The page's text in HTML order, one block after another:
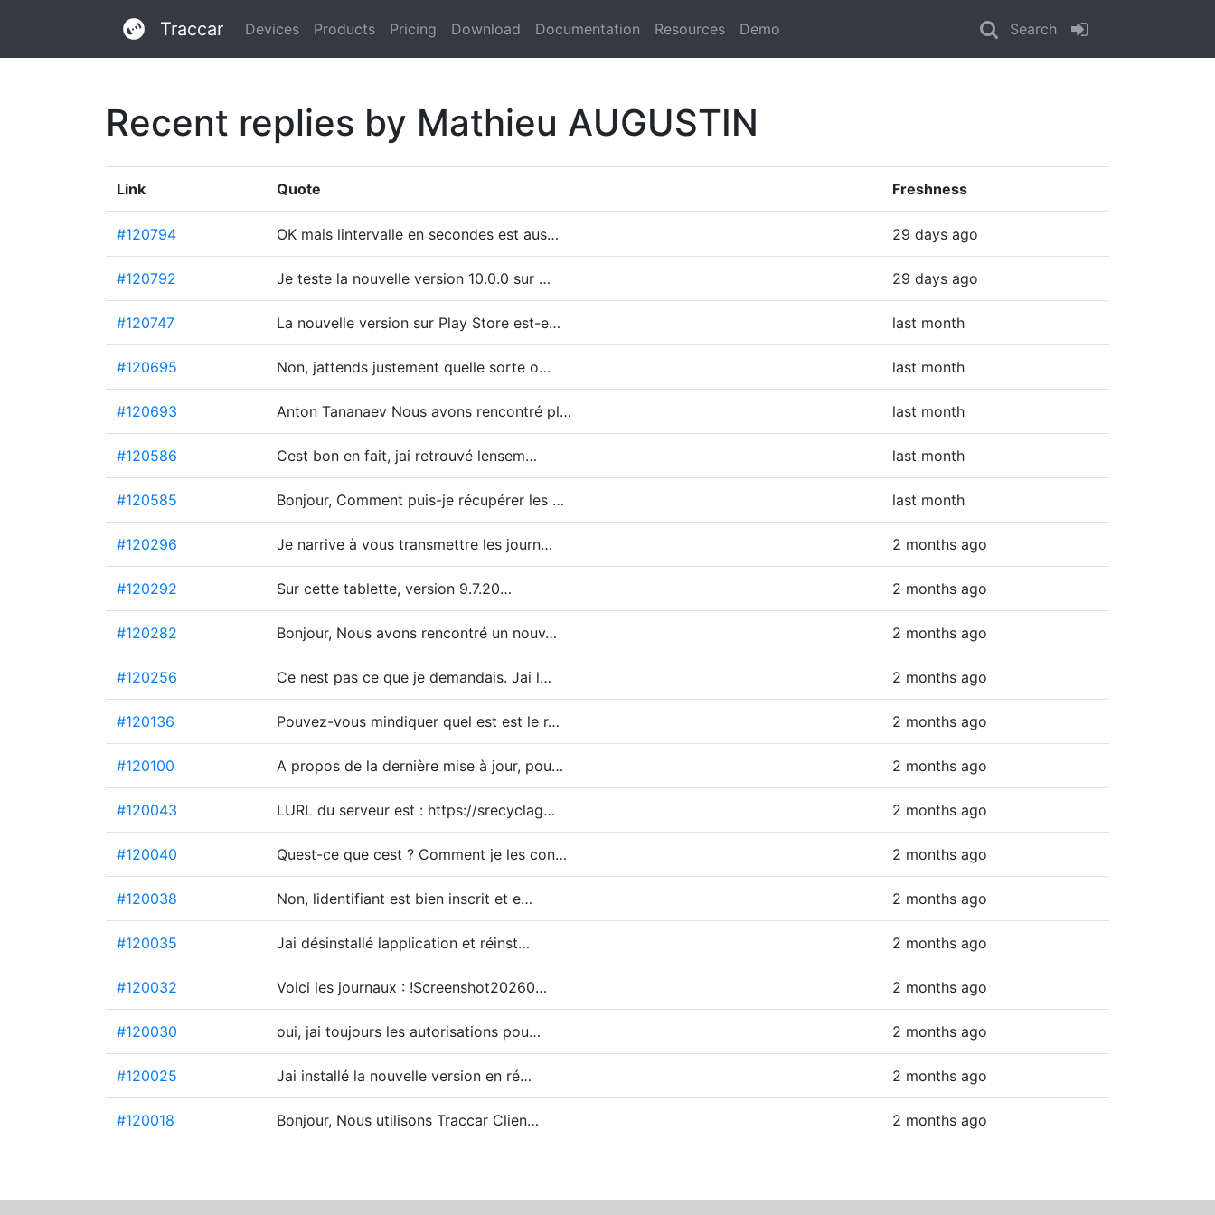
Traccar Devices Products Pricing Download Documentation Resources Demo Search
Recent replies by Mathieu AUGUSTIN
Link Quote Freshness
#120794 OK mais lintervalle en secondes est aus… 29 days ago
#120792 Je teste la nouvelle version 10.0.0 sur … 29 days ago
#120747 La nouvelle version sur Play Store est-e… last month
#120695 Non, jattends justement quelle sorte o… last month
#120693 Anton Tananaev Nous avons rencontré pl… last month
#120586 Cest bon en fait, jai retrouvé lensem… last month
#120585 Bonjour, Comment puis-je récupérer les … last month
#120296 Je narrive à vous transmettre les journ… 2 months ago
#120292 Sur cette tablette, version 9.7.20… 2 months ago
#120282 Bonjour, Nous avons rencontré un nouv… 2 months ago
#120256 Ce nest pas ce que je demandais. Jai l… 2 months ago
#120136 Pouvez-vous mindiquer quel est est le r… 2 months ago
#120100 A propos de la dernière mise à jour, pou… 2 months ago
#120043 LURL du serveur est : https://srecyclag… 2 months ago
#120040 Quest-ce que cest ? Comment je les con… 2 months ago
#120038 Non, lidentifiant est bien inscrit et e… 2 months ago
#120035 Jai désinstallé lapplication et réinst… 2 months ago
#120032 Voici les journaux : !Screenshot20260… 2 months ago
#120030 oui, jai toujours les autorisations pou… 2 months ago
#120025 Jai installé la nouvelle version en ré… 2 months ago
#120018 Bonjour, Nous utilisons Traccar Clien… 2 months ago